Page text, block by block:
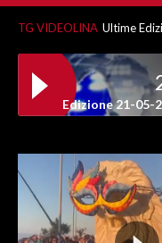
ABBONATI
ANNUNCI
NECROLOGI
PUBBLICITÀ
SPIAGGE
TG VIDEOLINA Ultime
Edizione 21-05-